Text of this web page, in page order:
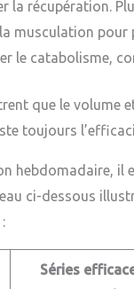
la récupération.
musculation pour
le catabolisme,
que le
toujours
hebdomadaire, il
ci-dessous
Séries